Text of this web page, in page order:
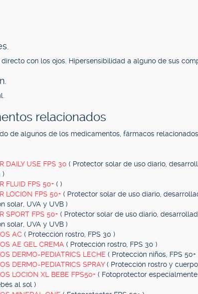
con los ojos. Hipersensibilidad a alguno de sus
relacionados
de algunos de los medicamentos, fármacos
DAILY USE FPS 30 ( Protector solar de uso diario,
)
FLUID FPS 50+ ( )
LOCION FPS 50+ ( Protector solar de uso diario,
solar, UVA y UVB )
SPORT FPS 50+ ( Protector solar de uso diario,
solar, UVA y UVB )
AC ( Protección rostro, FPS 30 )
AE GEL CREMA ( Protección rostro, FPS 30 )
DERMO-PEDIATRICS LECHE ( Protección niños, FPS 50+
DERMO-PEDIATRICS SPRAY( Protección rostro y
LOCION XL BEBE FPS50+ ( Fotoprotector
al sol )